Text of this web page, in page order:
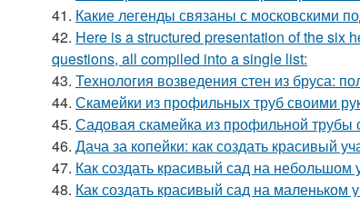
41. Какие легенды связаны с московскими
42. Here is a structured presentation of the six
questions, all compiled into a single list:
43. Технология возведения стен из бруса:
44. Скамейки из профильных труб своими
45. Садовая скамейка из профильной трубы
46. Дача за копейки: как создать красивый
47. Как создать красивый сад на
48. Как создать красивый сад на маленьком